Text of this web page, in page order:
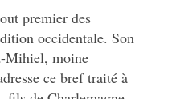
premier des
occidentale. Son
Mihiel, moine
ce bref traité à